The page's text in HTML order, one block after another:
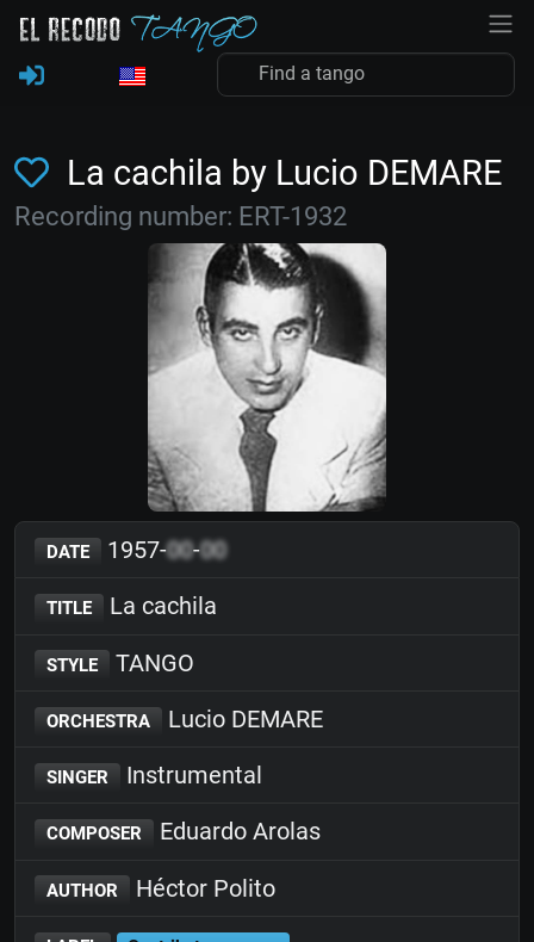
La cachila by Lucio DEMARE
Recording number: ERT-1932
DATE 1957-00-00
TITLE La cachila
STYLE TANGO
ORCHESTRA Lucio DEMARE
SINGER Instrumental
COMPOSER Eduardo Arolas
AUTHOR Héctor Polito